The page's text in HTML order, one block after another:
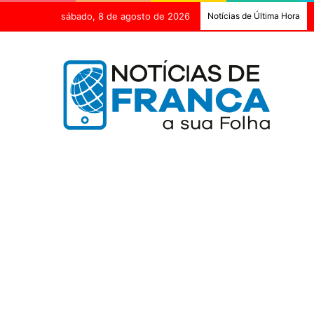
sábado, 8 de agosto de 2026 Notícias de Última Hora